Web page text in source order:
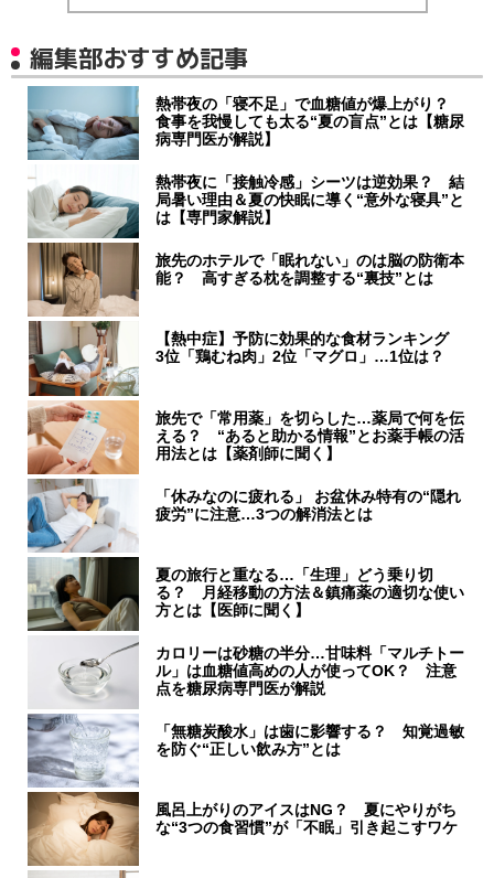
編集部おすすめ記事
熱帯夜の「寝不足」で血糖値が爆上がり？
食事を我慢しても太る“夏の盲点”とは【糖尿
病専門医が解説】
熱帯夜に「接触冷感」シーツは逆効果？ 結
局暑い理由＆夏の快眠に導く“意外な寝具”と
は【専門家解説】
旅先のホテルで「眠れない」のは脳の防衛本
能？ 高すぎる枕を調整する“裏技”とは
【熱中症】予防に効果的な食材ランキング
3位「鶏むね肉」2位「マグロ」…1位は？
旅先で「常用薬」を切らした…薬局で何を伝
える？ “あると助かる情報”とお薬手帳の活
用法とは【薬剤師に聞く】
「休みなのに疲れる」 お盆休み特有の“隠れ
疲労”に注意…3つの解消法とは
夏の旅行と重なる…「生理」どう乗り切
る？ 月経移動の方法＆鎮痛薬の適切な使い
方とは【医師に聞く】
カロリーは砂糖の半分…甘味料「マルチトー
ル」は血糖値高めの人が使ってOK？ 注意
点を糖尿病専門医が解説
「無糖炭酸水」は歯に影響する？ 知覚過敏
を防ぐ“正しい飲み方”とは
風呂上がりのアイスはNG？ 夏にやりがち
な“3つの食習慣”が「不眠」引き起こすワケ